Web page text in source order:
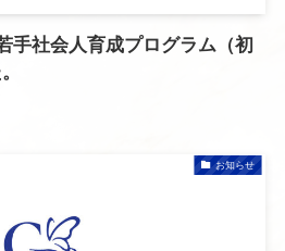
社会人育成プログラム（初
お知らせ